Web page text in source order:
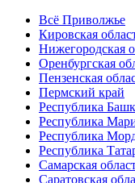
Всё Приволжье
Кировская
Нижегородская
Оренбургская
Пензенская
Пермский край
Республика
Республика
Республика
Республика
Самарская
Саратовская